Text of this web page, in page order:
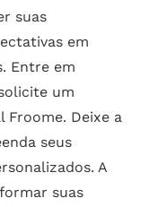
suas
em
Entre em
um
Froome. Deixe a
seus
A
suas